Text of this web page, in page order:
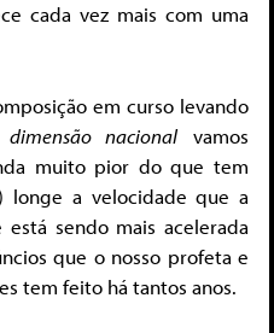
cada vez mais com uma
em curso levando
dimensão nacionalvamos
muito pior do que tem
longe a velocidade que a
sendo mais acelerada
que o nosso profeta e
tem feito há tantos anos.